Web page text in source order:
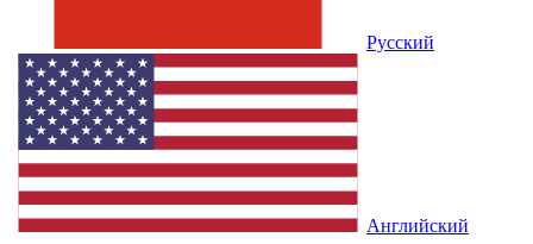
Русский
Английский